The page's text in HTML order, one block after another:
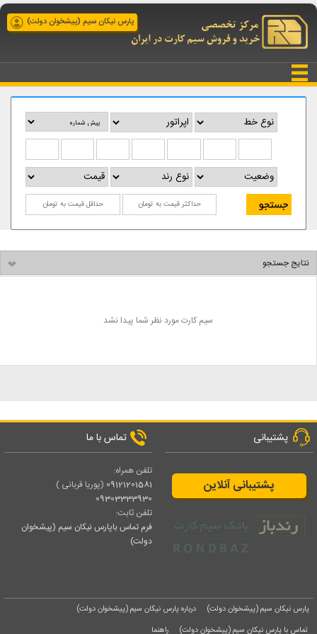
پارس نیکان سیم (پیشخوان دولت)
نتایج جستجو
سیم کارت مورد نظر شما پیدا نشد
پشتیبانی
پشتیبانی آنلاین
تماس با ما
تلفن همراه:
09121201581 (پوریا قربانی )
09303333930
تلفن ثابت:
فرم تماس باپارس نیکان سیم (پیشخوان
دولت)
پارس نیکان سیم (پیشخوان دولت)
درباره پارس نیکان سیم (پیشخوان دولت)
تماس با پارس نیکان سیم (پیشخوان دولت)
راهنما